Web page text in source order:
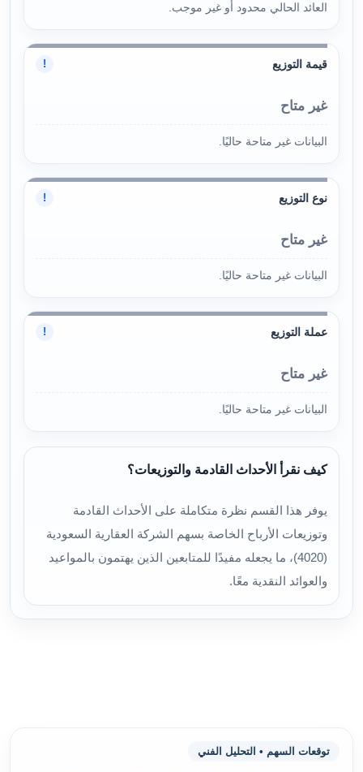
العائد الحالي محدود أو غير موجب.
قيمة التوزيع !
غير متاح
البيانات غير متاحة حاليًا.
نوع التوزيع !
غير متاح
البيانات غير متاحة حاليًا.
عملة التوزيع !
غير متاح
البيانات غير متاحة حاليًا.
كيف نقرأ الأحداث القادمة والتوزيعات؟
يوفر هذا القسم نظرة متكاملة على الأحداث القادمة
وتوزيعات الأرباح الخاصة بسهم الشركة العقارية السعودية
(4020)، ما يجعله مفيدًا للمتابعين الذين يهتمون بالمواعيد
والعوائد النقدية معًا.
توقعات السهم • التحليل الفني